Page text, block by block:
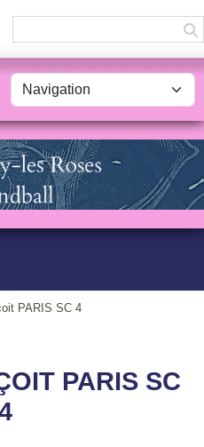
PARIS SC 4
PARIS SC